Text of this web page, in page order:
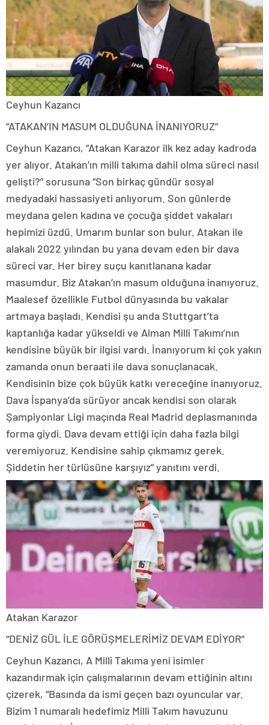
Ceyhun Kazancı
“ATAKAN’IN MASUM OLDUĞUNA İNANIYORUZ”
Ceyhun Kazancı, “Atakan Karazor ilk kez aday kadroda
yer alıyor. Atakan’ın milli takıma dahil olma süreci nasıl
gelişti?” sorusuna “Son birkaç gündür sosyal
medyadaki hassasiyeti anlıyorum. Son günlerde
meydana gelen kadına ve çocuğa şiddet vakaları
hepimizi üzdü. Umarım bunlar son bulur. Atakan ile
alakalı 2022 yılından bu yana devam eden bir dava
süreci var. Her birey suçu kanıtlanana kadar
masumdur. Biz Atakan’ın masum olduğuna inanıyoruz.
Maalesef özellikle Futbol dünyasında bu vakalar
artmaya başladı. Kendisi şu anda Stuttgart’ta
kaptanlığa kadar yükseldi ve Alman Milli Takımı’nın
kendisine büyük bir ilgisi vardı. İnanıyorum ki çok yakın
zamanda onun beraati ile dava sonuçlanacak.
Kendisinin bize çok büyük katkı vereceğine inanıyoruz.
Dava İspanya’da sürüyor ancak kendisi son olarak
Şampiyonlar Ligi maçında Real Madrid deplasmanında
forma giydi. Dava devam ettiği için daha fazla bilgi
veremiyoruz. Kendisine sahip çıkmamız gerek.
Şiddetin her türlüsüne karşıyız” yanıtını verdi.
Atakan Karazor
“DENİZ GÜL İLE GÖRÜŞMELERİMİZ DEVAM EDİYOR”
Ceyhun Kazancı, A Milli Takıma yeni isimler
kazandırmak için çalışmalarının devam ettiğinin altını
çizerek, “Basında da ismi geçen bazı oyuncular var.
Bizim 1 numaralı hedefimiz Milli Takım havuzunu